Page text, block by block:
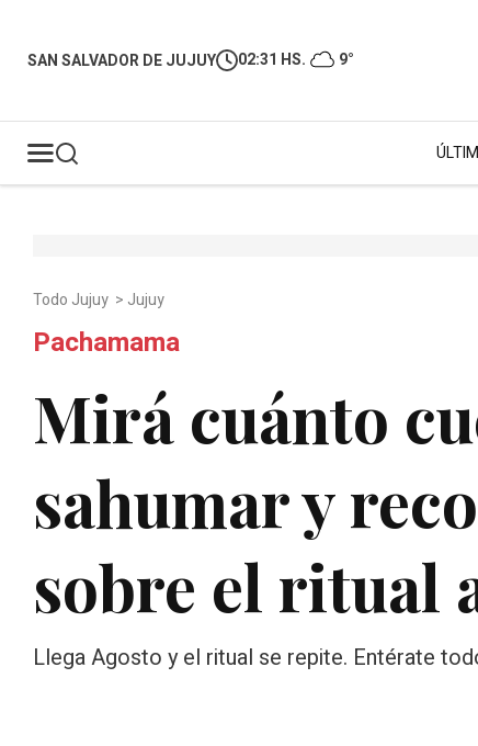
SAN SALVADOR DE JUJUY 02:31 HS. 9°
Todo Jujuy > Jujuy
Pachamama
Mirá cuánto
sahumar y
sobre el ritual
Llega Agosto y el ritual se repite. Entérate